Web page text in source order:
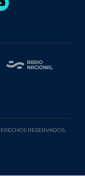
RESERVADOS.